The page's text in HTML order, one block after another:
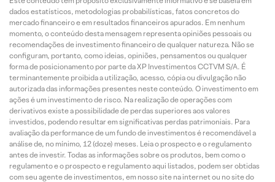
dados estatísticos, metodologias probabilísticas, fatos concretos do
mercado financeiro e em resultados financeiros apurados. Em nenhum
momento, o conteúdo desta mensagem representa opiniões pessoais ou
recomendações de investimento financeiro de qualquer natureza. Não se
configuram, portanto, como ideias, opiniões, pensamentos ou qualquer
forma de posicionamento por parte da XP Investimentos CCTVM S/A. É
terminantemente proibida a utilização, acesso, cópia ou divulgação não
autorizada das informações presentes neste conteúdo. O investimento em
ações é um investimento de risco. Na realização de operações com
derivativos existe a possibilidade de perdas superiores aos valores
investidos, podendo resultar em significativas perdas patrimoniais. Para
avaliação da performance de um fundo de investimentos é recomendável a
análise de, no mínimo, 12 (doze) meses. Leia o prospecto e o regulamento
antes de investir. Todas as informações sobre os produtos, bem como o
regulamento e o prospecto e regulamento aqui listados, podem ser obtidas
com seu agente de investimentos, em nosso site na internet ou no site do